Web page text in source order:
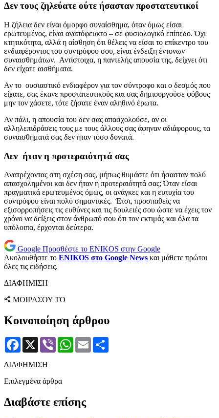
Δεν τους ζηλεύατε ούτε ήσασταν προστατευτικοί
Η ζήλεια δεν είναι όμορφο συναίσθημα, όταν όμως είσαι
ερωτευμένος, είναι αναπόφευκτο – σε φυσιολογικό επίπεδο. Όχι
κτητικότητα, αλλά η αίσθηση ότι θέλεις να είσαι το επίκεντρο του
ενδιαφέροντος του συντρόφου σου, είναι ένδειξη έντονων
συναισθημάτων. Αντίστοιχα, η παντελής απουσία της, δείχνει ότι
δεν είχατε αισθήματα.
Αν το ουσιαστικό ενδιαφέρον για τον σύντροφο και ο δεσμός που
είχατε, σας έκανε προστατευτικούς και σας δημιουργούσε φόβους
μην τον χάσετε, τότε ζήσατε έναν αληθινό έρωτα.
Αν πάλι, η απουσία του δεν σας απασχολούσε, αν οι
αλληλεπιδράσεις τους με τους άλλους σας άφηναν αδιάφορους, τα
συναισθήματά σας δεν ήταν τόσο δυνατά.
Δεν ήταν η προτεραιότητά σας
Ανατρέχοντας στη σχέση σας, μήπως θυμάστε ότι ήσασταν πολύ
απασχολημένοι και δεν ήταν η προτεραιότητά σας; Όταν είσαι
πραγματικά ερωτευμένος όμως, οι ανάγκες και η ευτυχία του
συντρόφου είναι πολύ σημαντικές. Έτσι, προσπαθείς να
εξισορροπήσεις τις ευθύνες και τις δουλειές σου ώστε να έχεις τον
χρόνο να δείξεις στον άνθρωπό σου ότι τον εκτιμάς και όλα τα
υπόλοιπα, έρχονται δεύτερα.
Google Προσθέστε το ENIKOS στην Google
Ακολουθήστε το ENIKOS στο Google News και μάθετε πρώτοι
όλες τις ειδήσεις.
ΔΙΑΦΗΜΙΣΗ
ΜΟΙΡΑΣΟΥ ΤΟ
Κοινοποίηση άρθρου
Facebook
X Viber WhatsApp
Email
ΔΙΑΦΗΜΙΣΗ
Επιλεγμένα άρθρα
Διαβάστε επίσης